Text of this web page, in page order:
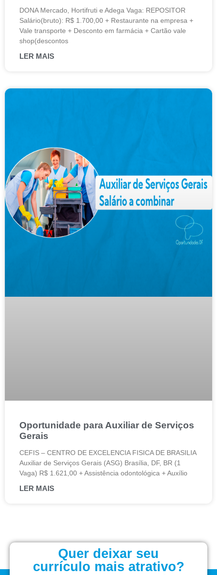
DONA Mercado, Hortifruti e Adega Vaga: REPOSITOR
Salário(bruto): R$ 1.700,00 + Restaurante na empresa +
Vale transporte + Desconto em farmácia + Cartão vale
shop(descontos
LER MAIS
Oportunidade para Auxiliar de Serviços
Gerais
CEFIS – CENTRO DE EXCELENCIA FISICA DE BRASILIA
Auxiliar de Serviços Gerais (ASG) Brasília, DF, BR (1
Vaga) R$ 1.621,00 + Assistência odontológica + Auxílio
LER MAIS
Quer deixar seu
currículo mais atrativo?